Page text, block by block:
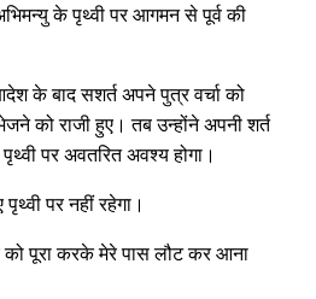
के पृथ्वी पर आगमन से पूर्व की
के बाद सशर्त अपने पुत्र वर्चा को
को राजी हुए। तब उन्होंने अपनी शर्त
पर अवतरित अवश्य होगा।
पर नहीं रहेगा।
पूरा करके मेरे पास लौट कर आना